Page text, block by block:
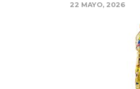
22 MAYO, 2026